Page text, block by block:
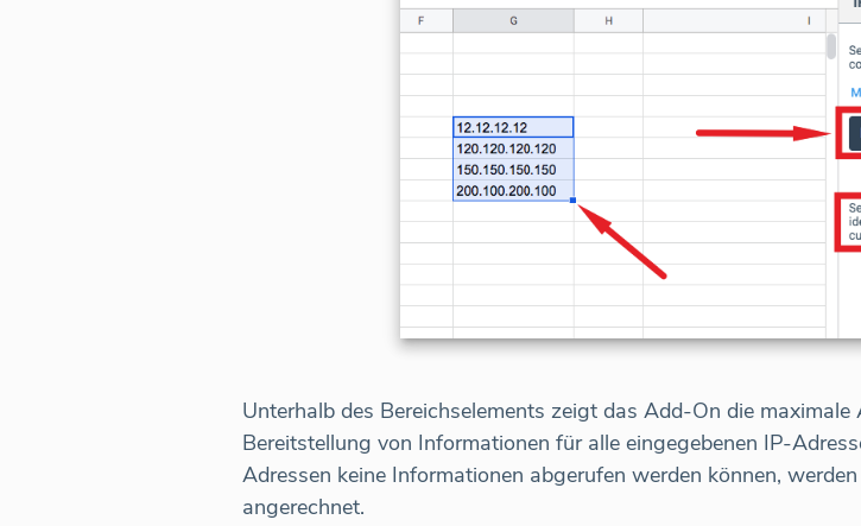
Unterhalb des Bereichselements zeigt das Add-On die
Bereitstellung von Informationen für alle eingegebenen IP-
Adressen keine Informationen abgerufen werden können,
angerechnet.